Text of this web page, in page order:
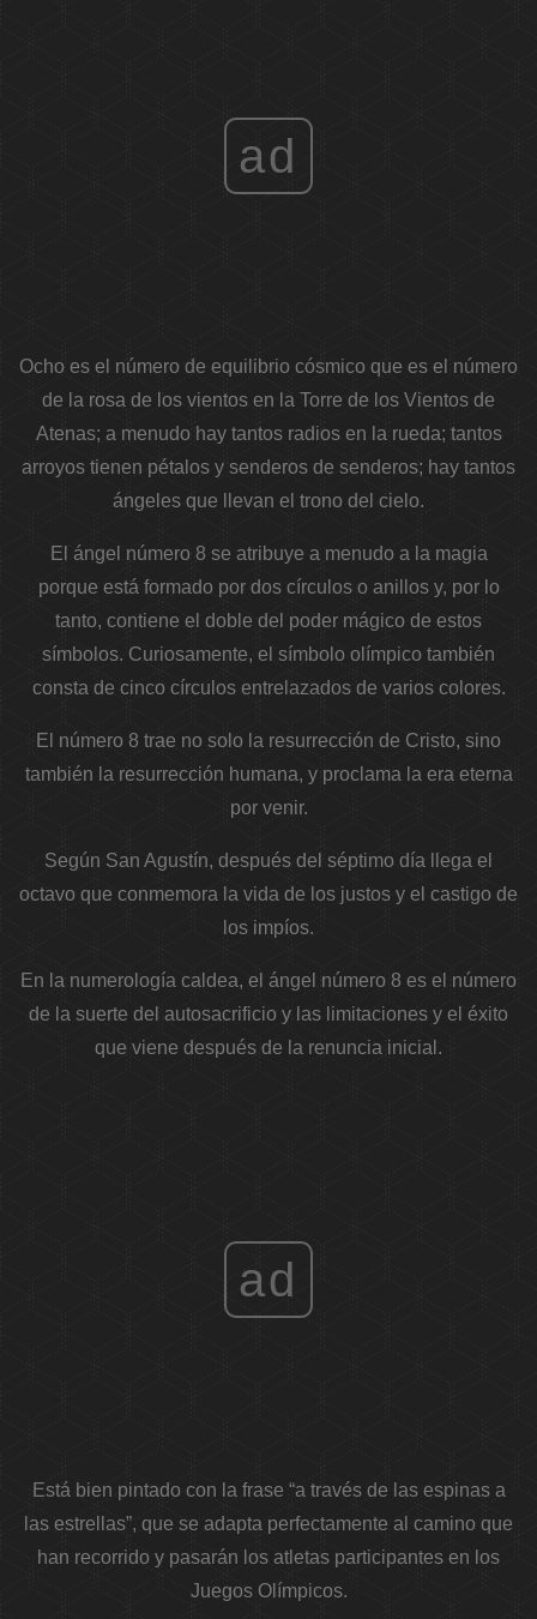
ad
Ocho es el número de equilibrio cósmico que es el número
de la rosa de los vientos en la Torre de los Vientos de
Atenas; a menudo hay tantos radios en la rueda; tantos
arroyos tienen pétalos y senderos de senderos; hay tantos
ángeles que llevan el trono del cielo.
El ángel número 8 se atribuye a menudo a la magia
porque está formado por dos círculos o anillos y, por lo
tanto, contiene el doble del poder mágico de estos
símbolos. Curiosamente, el símbolo olímpico también
consta de cinco círculos entrelazados de varios colores.
El número 8 trae no solo la resurrección de Cristo, sino
también la resurrección humana, y proclama la era eterna
por venir.
Según San Agustín, después del séptimo día llega el
octavo que conmemora la vida de los justos y el castigo de
los impíos.
En la numerología caldea, el ángel número 8 es el número
de la suerte del autosacrificio y las limitaciones y el éxito
que viene después de la renuncia inicial.
ad
Está bien pintado con la frase “a través de las espinas a
las estrellas”, que se adapta perfectamente al camino que
han recorrido y pasarán los atletas participantes en los
Juegos Olímpicos.